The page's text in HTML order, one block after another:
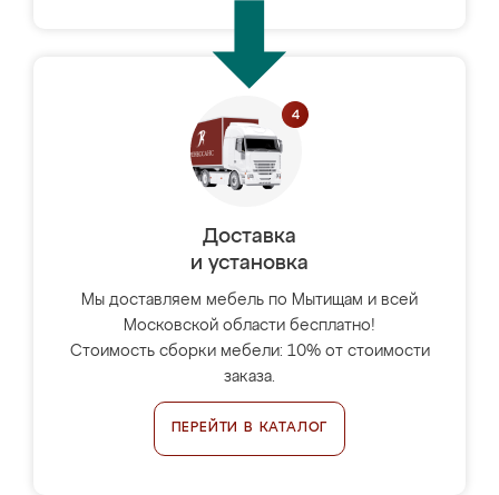
Доставка
и установка
Мы доставляем мебель по Мытищам и всей
Московской области бесплатно!
Стоимость сборки мебели: 10% от стоимости
заказа.
ПЕРЕЙТИ В КАТАЛОГ